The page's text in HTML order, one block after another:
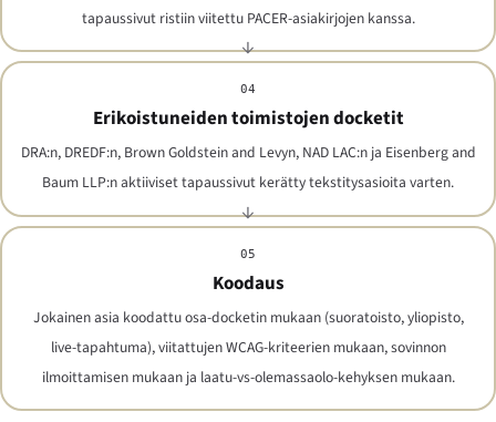
tapaussivut ristiin viitettu PACER-asiakirjojen kanssa.
04
Erikoistuneiden toimistojen docketit
DRA:n, DREDF:n, Brown Goldstein and Levyn, NAD LAC:n ja Eisenberg and
Baum LLP:n aktiiviset tapaussivut kerätty tekstitysasioita varten.
05
Koodaus
Jokainen asia koodattu osa-docketin mukaan (suoratoisto, yliopisto,
live-tapahtuma), viitattujen WCAG-kriteerien mukaan, sovinnon
ilmoittamisen mukaan ja laatu-vs-olemassaolo-kehyksen mukaan.